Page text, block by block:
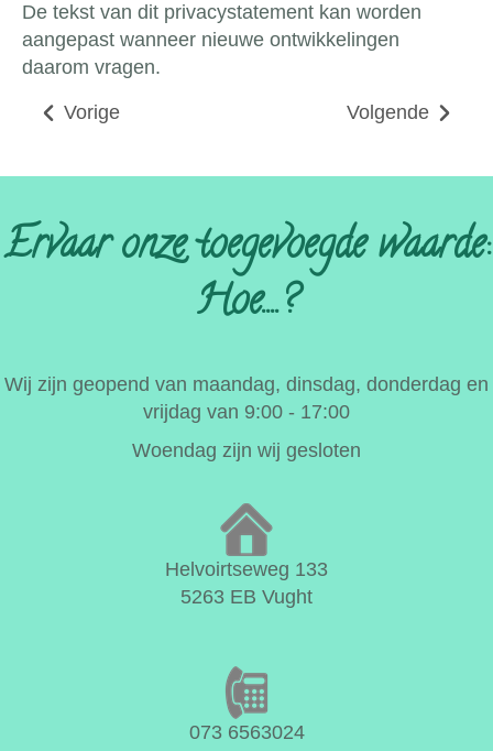
De tekst van dit privacystatement kan worden
aangepast wanneer nieuwe ontwikkelingen
daarom vragen.
Vorige Volgende
Ervaar onze toegevoegde waarde:
Hoe....?
Wij zijn geopend van maandag, dinsdag, donderdag en
vrijdag van 9:00 - 17:00
Woendag zijn wij gesloten
Helvoirtseweg 133
5263 EB Vught
073 6563024